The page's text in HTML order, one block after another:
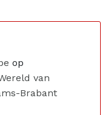
op
van
Brabant